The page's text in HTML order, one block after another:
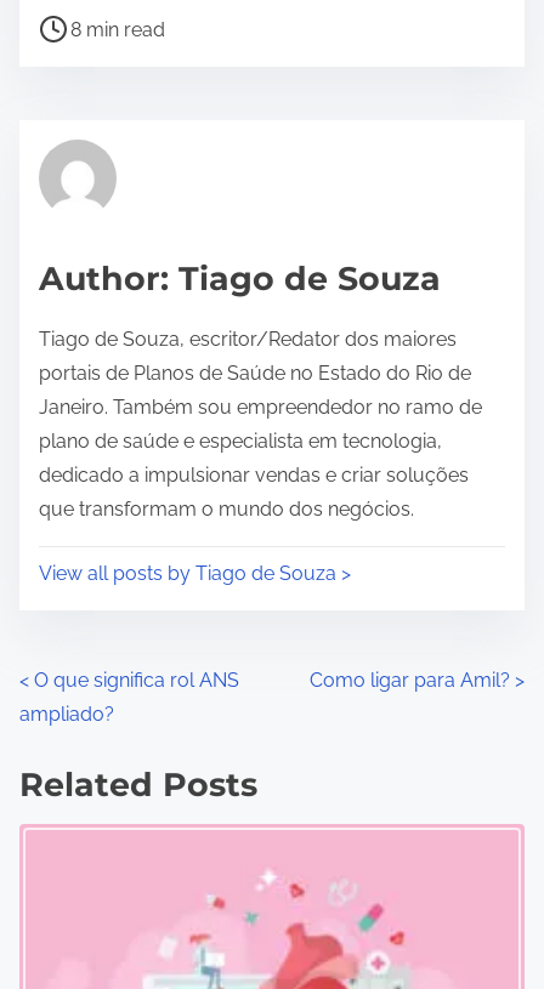
P
r
e
t
i
e
8 min read
Author: Tiago de Souza
Tiago de Souza, escritor/Redator dos maiores
portais de Planos de Saúde no Estado do Rio de
Janeiro. Também sou empreendedor no ramo de
plano de saúde e especialista em tecnologia,
dedicado a impulsionar vendas e criar soluções
que transformam o mundo dos negócios.
View all posts by Tiago de Souza >
P
s
t
< O que significa rol ANS
ampliado?
Como ligar para Amil? >
Related Posts